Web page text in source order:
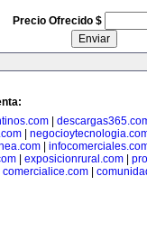
Precio Ofrecido $
|
exposicionrural.com
comercialice.com|